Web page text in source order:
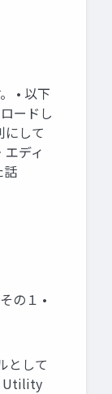
• 以下
ードし
して
ディ
話
の１ •
として
Utility